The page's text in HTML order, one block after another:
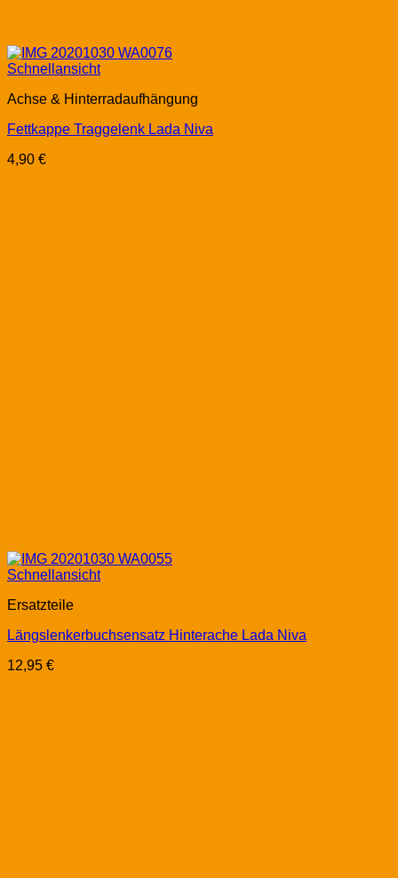
Schnellansicht
Achse & Hinterradaufhängung
Fettkappe Traggelenk Lada Niva
4,90 €
Schnellansicht
Ersatzteile
Längslenkerbuchsensatz Hinterache Lada Niva
12,95 €